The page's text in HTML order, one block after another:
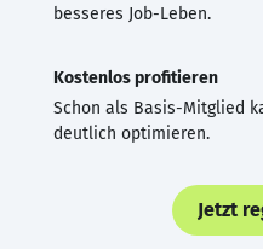
besseres Job-Leben.
Kostenlos profitieren
Schon als Basis-Mitglied
deutlich optimieren.
Jetzt